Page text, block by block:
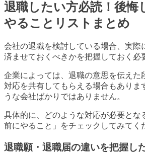
退職したい方必読！後悔
やることリストまとめ
会社の退職を検討している場合、実際
済ませておくべきかを把握しておく必
企業によっては、退職の意思を伝えた
対応を共有してもらえる場合もありま
うな会社ばかりではありません。
具体的に、どのような対応が必要とな
前にやること」をチェックしてみてく
退職願・退職届の違いを把握し